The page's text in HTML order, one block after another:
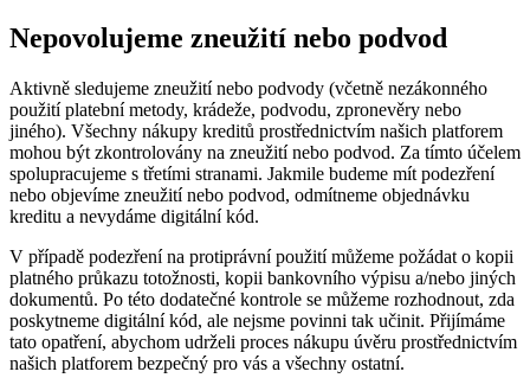
Nepovolujeme zneužití nebo podvod
Aktivně sledujeme zneužití nebo podvody (včetně nezákonného
použití platební metody, krádeže, podvodu, zpronevěry nebo
jiného). Všechny nákupy kreditů prostřednictvím našich platforem
mohou být zkontrolovány na zneužití nebo podvod. Za tímto účelem
spolupracujeme s třetími stranami. Jakmile budeme mít podezření
nebo objevíme zneužití nebo podvod, odmítneme objednávku
kreditu a nevydáme digitální kód.
V případě podezření na protiprávní použití můžeme požádat o kopii
platného průkazu totožnosti, kopii bankovního výpisu a/nebo jiných
dokumentů. Po této dodatečné kontrole se můžeme rozhodnout, zda
poskytneme digitální kód, ale nejsme povinni tak učinit. Přijímáme
tato opatření, abychom udrželi proces nákupu úvěru prostřednictvím
našich platforem bezpečný pro vás a všechny ostatní.